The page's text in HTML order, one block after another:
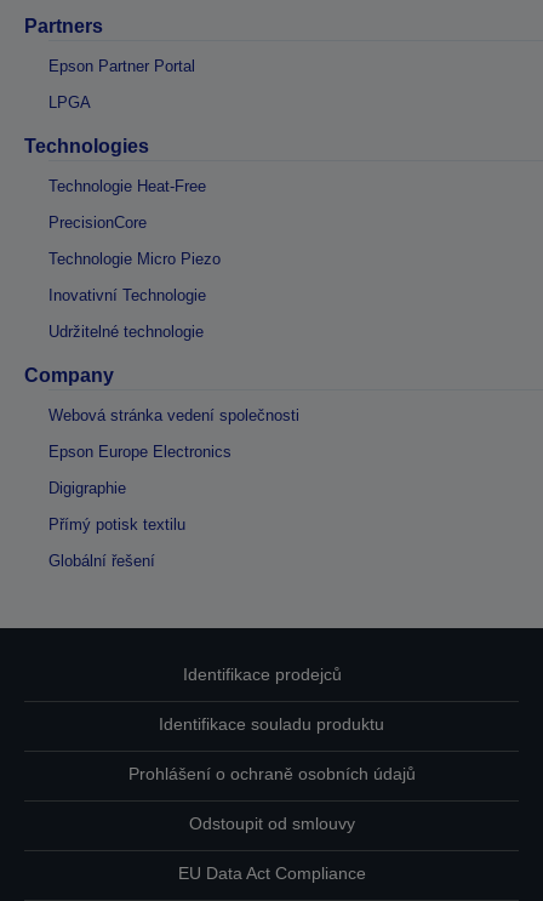
Partners
Epson Partner Portal
LPGA
Technologies
Technologie Heat-Free
PrecisionCore
Technologie Micro Piezo
Inovativní Technologie
Udržitelné technologie
Company
Webová stránka vedení společnosti
Epson Europe Electronics
Digigraphie
Přímý potisk textilu
Globální řešení
Identifikace prodejců
Identifikace souladu produktu
Prohlášení o ochraně osobních údajů
Odstoupit od smlouvy
EU Data Act Compliance